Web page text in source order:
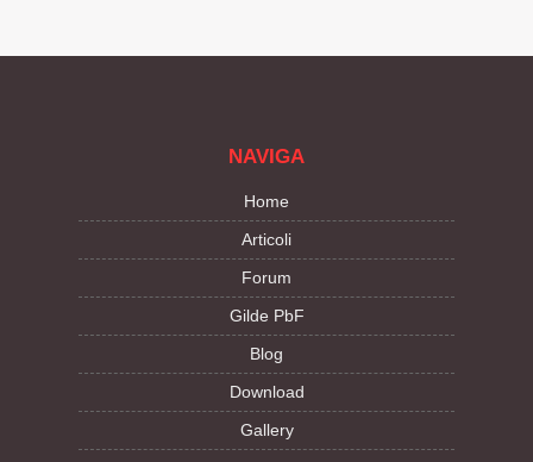
NAVIGA
Home
Articoli
Forum
Gilde PbF
Blog
Download
Gallery